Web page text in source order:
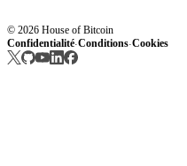
© 2026 House of Bitcoin
Confidentialité·Conditions·Cookies